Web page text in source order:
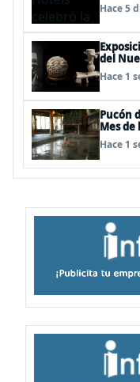
Hace 5
del
Hace 1
Pucón
Mes de
Hace 1